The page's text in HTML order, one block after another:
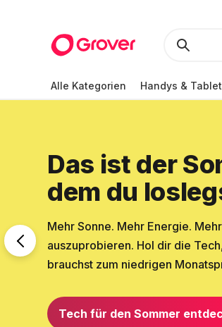
Alle Kategorien Handys &
Das ist der
dem du
Mehr Sonne. Mehr Energie.
auszuprobieren. Hol dir die
brauchst zum niedrigen
Tech für den Sommer